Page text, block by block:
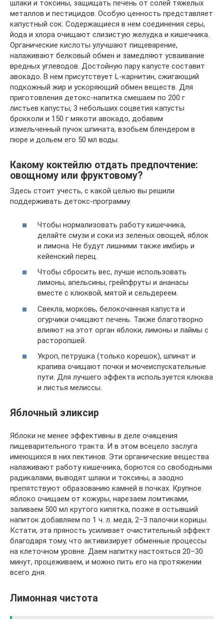
шлаки и токсины, защищать печень от солей тяжелых
металлов и пестицидов. Особую ценность представляет
капустный сок. Содержащиеся в нем соединения серы,
йода и хлора очищают слизистую желудка и кишечника.
Органические кислоты улучшают пищеварение,
налаживают белковый обмен и замедляют усваивание
вредных углеводов. Достойную пару капусте составит
авокадо. В нем присутствует L-карнитин, сжигающий
подкожный жир и ускоряющий обмен веществ. Для
приготовления детокс-напитка смешаем по 200 г
листьев капусты, 3 небольших соцветия капусты
брокколи и 150 г мякоти авокадо, добавим
измельченный пучок шпината, взобьем блендером в
пюре и дольем его 50 мл воды.
Какому коктейлю отдать предпочтение:
овощному или фруктовому?
Здесь стоит учесть, с какой целью вы решили
поддерживать детокс-программу.
Чтобы нормализовать работу кишечника,
делайте смузи и соки из зеленых овощей, яблок
и лимона. Не будут лишними также имбирь и
кейенский перец.
Чтобы сбросить вес, лучше использовать
лимоны, апельсины, грейпфруты и ананасы
вместе с клюквой, мятой и сельдереем.
Свекла, морковь, белокочанная капуста и
огурчики очищают печень. Также благотворно
влияют на этот орган яблоки, лимоны и лаймы с
расторопшей.
Укроп, петрушка (только корешок), шпинат и
крапива очищают почки и мочеиспускательные
пути. Для лучшего эффекта используется клюква
и листья мелиссы.
Яблочный эликсир
Яблоки не менее эффективны в деле очищения
пищеварительного тракта. И в этом всецело заслуга
имеющихся в них пектинов. Эти органические вещества
налаживают работу кишечника, борются со свободными
радикалами, выводят шлаки и токсины, а заодно
препятствуют образованию камней в почках. Крупное
яблоко очищаем от кожуры, нарезаем ломтиками,
заливаем 500 мл крутого кипятка, позже в остывший
напиток добавляем по 1 ч. л. меда, 2–3 палочки корицы.
Кстати, эта пряность усиливает очистительный эффект
благодаря тому, что активизирует обменные процессы
на клеточном уровне. Даем напитку настояться 20–30
минут, процеживаем, и можно пить его на протяжении
всего дня.
Лимонная чистота